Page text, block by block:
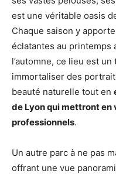
est une véritable oasis
Chaque saison y
éclatantes au printemps
l’automne, ce lieu est
immortaliser des
beauté naturelle tout en
de Lyon qui mettront
professionnels.
Un autre parc à ne pas
offrant une vue